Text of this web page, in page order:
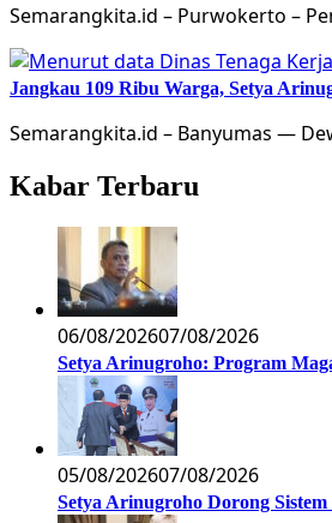
Semarangkita.id – Purwokerto –
Jangkau 109 Ribu Warga, Setya
Semarangkita.id – Banyumas —
Kabar Terbaru
06/08/202607/08/2026
Setya Arinugroho: Program
05/08/202607/08/2026
Setya Arinugroho Dorong